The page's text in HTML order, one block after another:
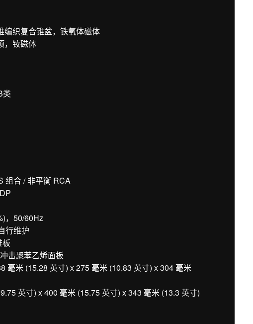
编织复合锥盆，铁氧体磁体
，钕磁体
类
组合 / 非平衡 RCA
，50/60Hz
行维护
板
击聚苯乙烯面板
毫米 (15.28 英寸) x 275 毫米 (10.83 英寸) x 304 毫米
英寸) x 400 毫米 (15.75 英寸) x 343 毫米 (13.3 英寸)